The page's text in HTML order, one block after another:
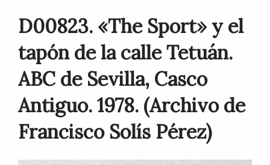
D00823. «The Sport» y el
tapón de la calle Tetuán.
ABC de Sevilla, Casco
Antiguo. 1978. (Archivo de
Francisco Solís Pérez)